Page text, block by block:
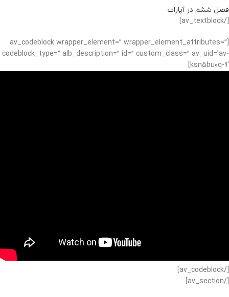
فصل ششم در آپارات
[/av_textblock]
[av_codeblock wrapper_element=” wrapper_element_attributes=”
codeblock_type=” alb_description=” id=” custom_class=” av_uid=’av-
ksn5bu0q-9′]
[/av_codeblock]
[/av_section]